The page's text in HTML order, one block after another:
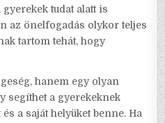
tudat alatt is
az önelfogadás olykor teljes
tartom tehát, hogy
hanem egy olyan
segíthet a gyerekeknek
a saját helyüket benne. Ha